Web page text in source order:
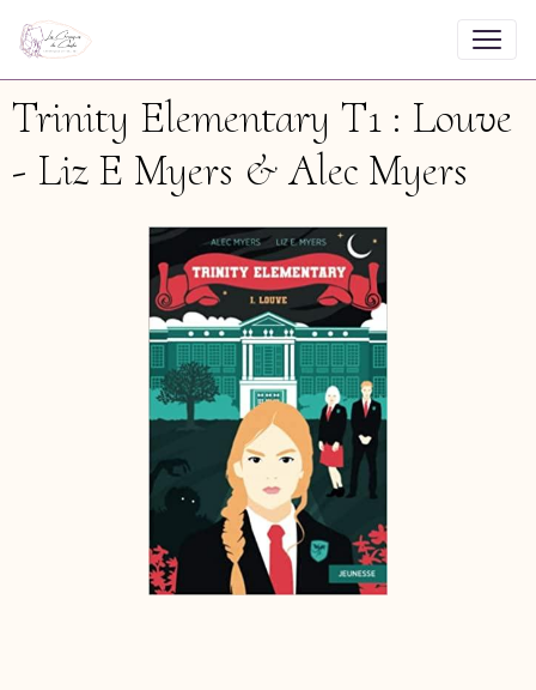
Trinity Elementary T1 : Louve
- Liz E Myers & Alec Myers